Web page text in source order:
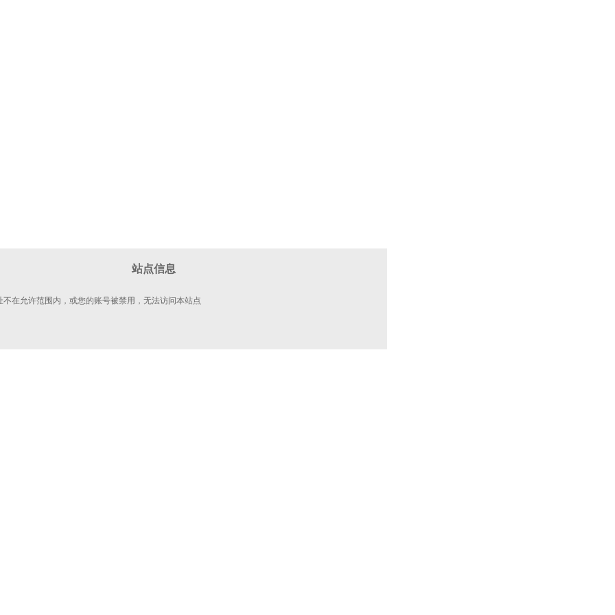
站点信息
不在允许范围内，或您的账号被禁用，无法访问本站点